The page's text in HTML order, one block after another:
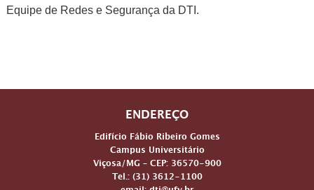
Equipe de Redes e Segurança da DTI.
ENDEREÇO
Edifício Fábio Ribeiro Gomes
Campus Universitário
Viçosa/MG – CEP: 36570-900
Tel.: (31) 3612-1100